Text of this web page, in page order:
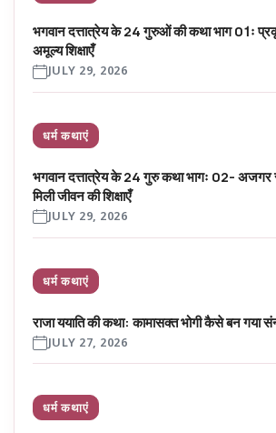
भगवान दत्तात्रेय के 24 गुरुओं की कथा भाग 01ः
अमूल्य शिक्षाएँ
JULY 29, 2026
धर्म कथाएं
भगवान दत्तात्रेय के 24 गुरु कथा भागः 02- अजगर
मिली जीवन की शिक्षाएँ
JULY 29, 2026
धर्म कथाएं
राजा ययाति की कथा: कामासक्त भोगी कैसे बन गया
JULY 27, 2026
धर्म कथाएं